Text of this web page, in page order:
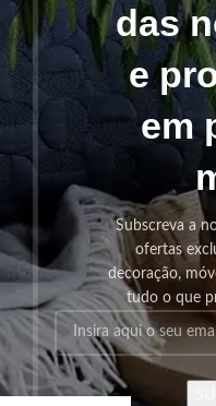
das
e
em
Subscreva a
ofertas
decoração,
tudo o que